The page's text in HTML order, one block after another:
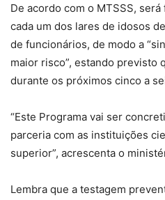
De acordo com o MTSSS,
cada um dos lares de idosos
de funcionários, de modo a
maior risco”, estando previsto
durante os próximos cinco a
“Este Programa vai ser
parceria com as instituições
superior”, acrescenta o
Lembra que a testagem